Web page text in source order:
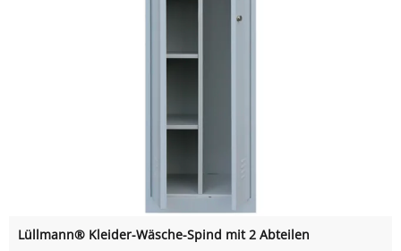
Lüllmann® Kleider-Wäsche-Spind mit 2 Abteilen